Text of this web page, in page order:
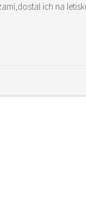
ich na